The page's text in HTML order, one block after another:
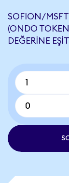
SOFION/
(ONDO
DEĞERINE